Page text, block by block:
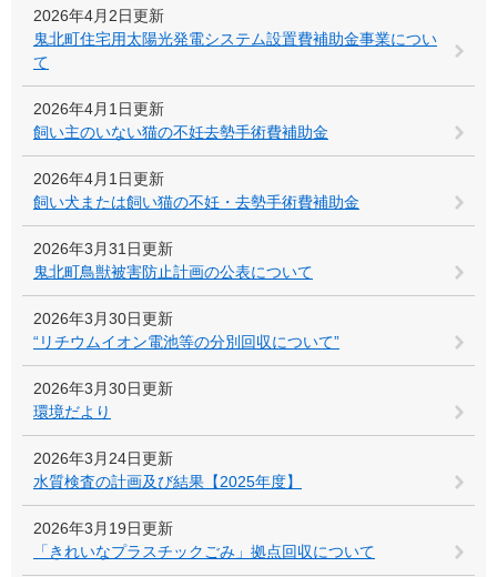
2026年4月2日更新
鬼北町住宅用太陽光発電システム設置費補助金事業につい
て
2026年4月1日更新
飼い主のいない猫の不妊去勢手術費補助金
2026年4月1日更新
飼い犬または飼い猫の不妊・去勢手術費補助金
2026年3月31日更新
鬼北町鳥獣被害防止計画の公表について
2026年3月30日更新
“リチウムイオン電池等の分別回収について”
2026年3月30日更新
環境だより
2026年3月24日更新
水質検査の計画及び結果【2025年度】
2026年3月19日更新
「きれいなプラスチックごみ」拠点回収について